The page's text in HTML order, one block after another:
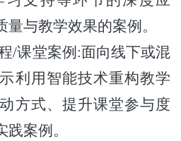
与教学效果的案例。
/课堂案例:面向线下或混
利用智能技术重构教学
方式、提升课堂参与度
案例。